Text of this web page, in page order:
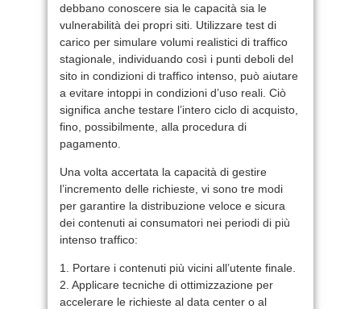
debbano conoscere sia le capacità sia le
vulnerabilità dei propri siti. Utilizzare test di
carico per simulare volumi realistici di traffico
stagionale, individuando così i punti deboli del
sito in condizioni di traffico intenso, può aiutare
a evitare intoppi in condizioni d’uso reali. Ciò
significa anche testare l’intero ciclo di acquisto,
fino, possibilmente, alla procedura di
pagamento.
Una volta accertata la capacità di gestire
l’incremento delle richieste, vi sono tre modi
per garantire la distribuzione veloce e sicura
dei contenuti ai consumatori nei periodi di più
intenso traffico:
1. Portare i contenuti più vicini all’utente finale.
2. Applicare tecniche di ottimizzazione per
accelerare le richieste al data center o al